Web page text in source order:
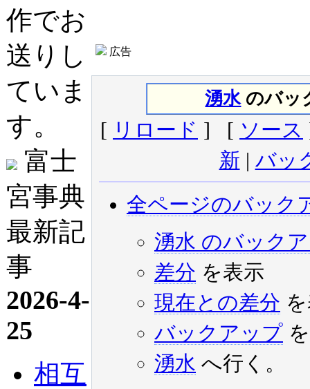
作でお
送りし
ていま
す。
富士
宮事典
最新記
事
2026-4-
25
相互
広告
湧水のバッ
[ リロード ] [ ソース
新 | バッ
全ページのバック
湧水 のバック
差分 を表示
現在との差分
バックアップ
湧水 へ行く。